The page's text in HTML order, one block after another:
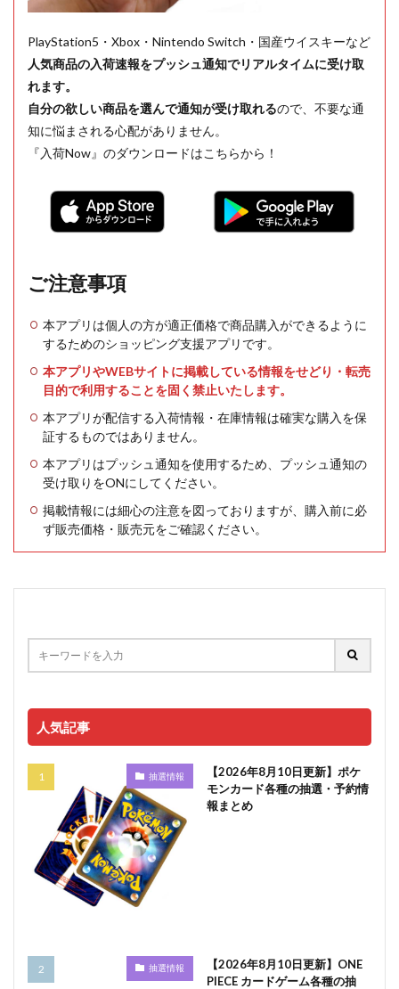
PlayStation5・Xbox・Nintendo Switch・国産ウイスキーなど
人気商品の入荷速報をプッシュ通知でリアルタイムに受け取
れます。
自分の欲しい商品を選んで通知が受け取れるので、不要な通
知に悩まされる心配がありません。
『入荷Now』のダウンロードはこちらから！
ご注意事項
本アプリは個人の方が適正価格で商品購入ができるように
するためのショッピング支援アプリです。
本アプリやWEBサイトに掲載している情報をせどり・転売
目的で利用することを固く禁止いたします。
本アプリが配信する入荷情報・在庫情報は確実な購入を保
証するものではありません。
本アプリはプッシュ通知を使用するため、プッシュ通知の
受け取りをONにしてください。
掲載情報には細心の注意を図っておりますが、購入前に必
ず販売価格・販売元をご確認ください。
人気記事
抽選情報
【2026年8月10日更新】ポケ
モンカード各種の抽選・予約情
報まとめ
抽選情報
【2026年8月10日更新】ONE
PIECE カードゲーム各種の抽